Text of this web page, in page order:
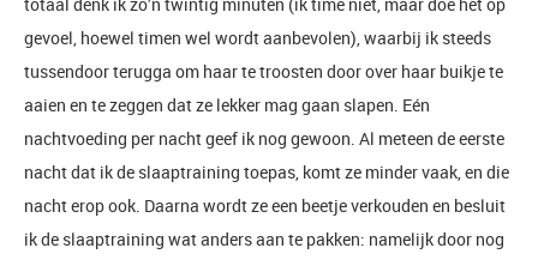
gevoel, hoewel timen wel wordt aanbevolen), waarbij ik steeds
tussendoor terugga om haar te troosten door over haar buikje te
aaien en te zeggen dat ze lekker mag gaan slapen. Eén
nachtvoeding per nacht geef ik nog gewoon. Al meteen de eerste
nacht dat ik de slaaptraining toepas, komt ze minder vaak, en die
nacht erop ook. Daarna wordt ze een beetje verkouden en besluit
ik de slaaptraining wat anders aan te pakken: namelijk door nog